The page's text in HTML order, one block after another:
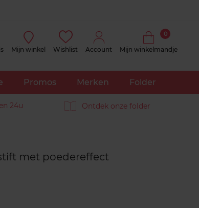
Mijn winkel Wishlist Account Mijn winkelmandje
0
Promos Merken Folder
24u Ontdek onze folder
met poedereffect